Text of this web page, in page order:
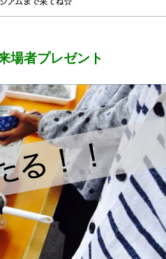
場者プレゼント